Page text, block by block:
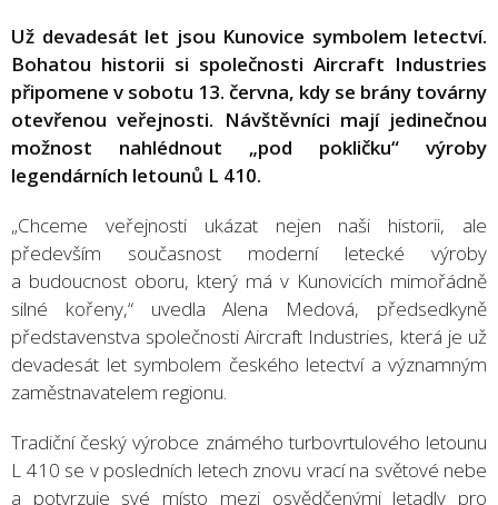
Už devadesát let jsou Kunovice symbolem letectví.
Bohatou historii si společnosti Aircraft Industries
připomene v sobotu 13. června, kdy se brány továrny
otevřenou veřejnosti. Návštěvníci mají jedinečnou
možnost nahlédnout „pod pokličku“ výroby
legendárních letounů L 410.
„Chceme veřejnosti ukázat nejen naši historii, ale
především současnost moderní letecké výroby
a budoucnost oboru, který má v Kunovicích mimořádně
silné kořeny,“ uvedla Alena Medová, předsedkyně
představenstva společnosti Aircraft Industries, která je už
devadesát let symbolem českého letectví a významným
zaměstnavatelem regionu.
Tradiční český výrobce známého turbovrtulového letounu
L 410 se v posledních letech znovu vrací na světové nebe
a potvrzuje své místo mezi osvědčenými letadly pro